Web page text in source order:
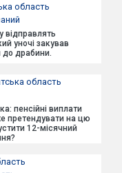
область
відправлять
уночі закував
до драбини.
область
пенсійні виплати
претендувати на цю
12-місячний